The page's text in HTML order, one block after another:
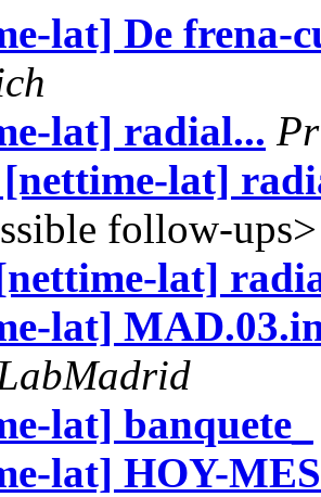
lat] De frena-
lat] radial...
lat]
follow-ups>
lat]
lat]
lat] banquete_
lat] HOY-